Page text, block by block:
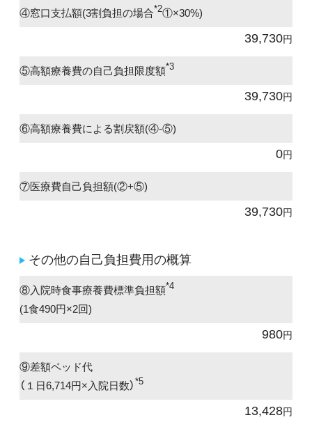
④窓口支払額(3割負担の場合*2①×30%)
39,730円
⑤高額療養費の自己負担限度額*3
39,730円
⑥高額療養費による割戻額(④-⑤)
0円
⑦医療費自己負担額(②+⑤)
39,730円
その他の自己負担費用の概算
⑧入院時食事療養費標準負担額*4
(1食490円×2回)
980円
⑨差額ベッド代
（１日6,714円×入院日数） *5
13,428円